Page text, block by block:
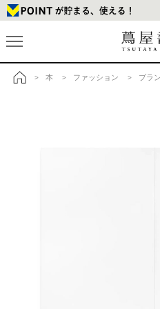
> 本 > ファッション > ブラ